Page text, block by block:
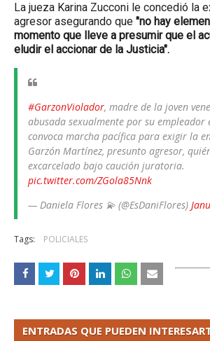
La jueza Karina Zucconi le concedió la
agresor asegurando que "no hay
momento que lleve a presumir que el
eludir el accionar de la Justicia".
#GarzonViolador, madre de la joven
abusada sexualmente por su empleador
convoca marcha pacífica para exigir la
Garzón Martínez, presunto agresor,
excarcelado bajo caución juratoria.
pic.twitter.com/ZGola85Nnk
— Daniela Flores 💫 (@EsDaniFlores)
Tags: POLICIALES
ENTRADAS QUE PUEDEN